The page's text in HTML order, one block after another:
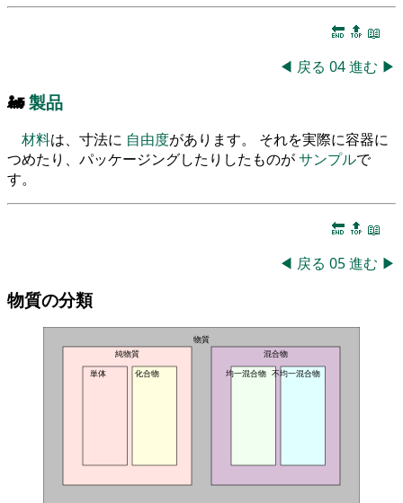
🔚 🔝 📖
◀ 戻る 04進む ▶
🚂製品
材料は、寸法に 自由度があります。 それを実際に容器に
つめたり、パッケージングしたりしたものがサンプルで
す。
🔚 🔝 📖
◀ 戻る 05進む ▶
物質の分類
物質
純物質
単体
化合物
混合物
均一混合物 不均一混合物